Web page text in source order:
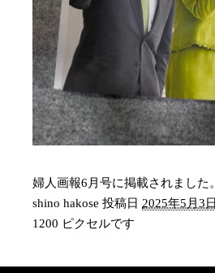
婦人画報6月号に掲載されました
shino hakose 投稿日 2025年5月3日
1200 ピクセルです